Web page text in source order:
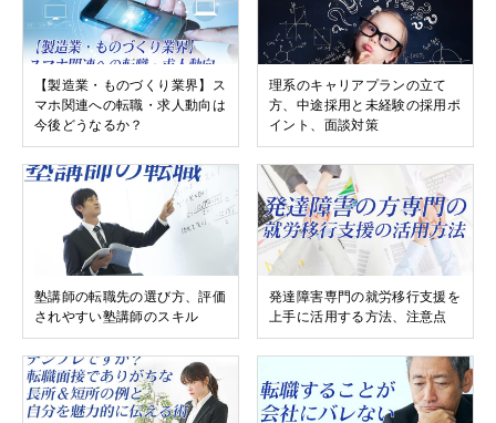
【製造業・ものづくり業界】ス
マホ関連への転職・求人動向は
今後どうなるか？
理系のキャリアプランの立て
方、中途採用と未経験の採用ポ
イント、面談対策
塾講師の転職先の選び方、評価
されやすい塾講師のスキル
発達障害専門の就労移行支援を
上手に活用する方法、注意点